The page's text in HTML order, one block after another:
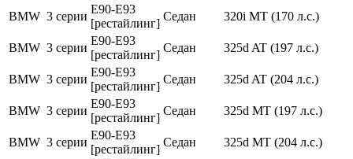
BMW 3 серии
E90-E93
[рестайлинг]
Седан 320i MT (170 л.с.)
BMW 3 серии
E90-E93
[рестайлинг]
Седан 325d AT (197 л.с.)
BMW 3 серии
E90-E93
[рестайлинг]
Седан 325d AT (204 л.с.)
BMW 3 серии
E90-E93
[рестайлинг]
Седан 325d MT (197 л.с.)
BMW 3 серии
E90-E93
[рестайлинг]
Седан 325d MT (204 л.с.)